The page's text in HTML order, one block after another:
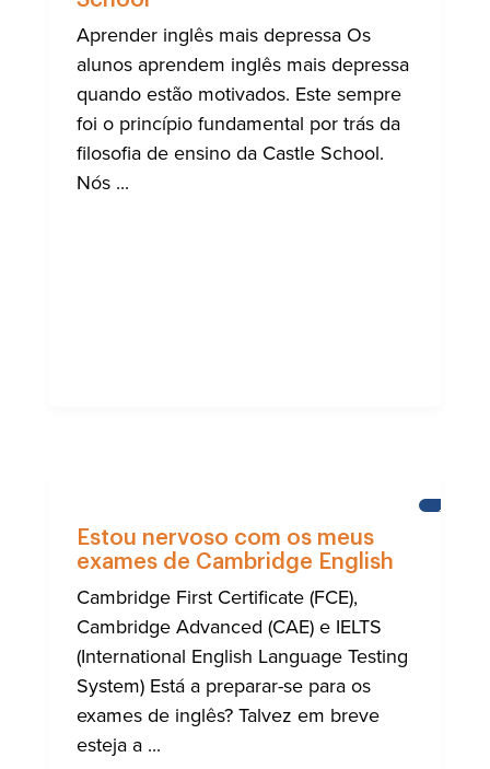
Aprender inglês mais depressa Os
alunos aprendem inglês mais depressa
quando estão motivados. Este sempre
foi o princípio fundamental por trás da
filosofia de ensino da Castle School.
Nós ...
Estou nervoso com os meus
exames de Cambridge English
Cambridge First Certificate (FCE),
Cambridge Advanced (CAE) e IELTS
(International English Language Testing
System) Está a preparar-se para os
exames de inglês? Talvez em breve
esteja a ...